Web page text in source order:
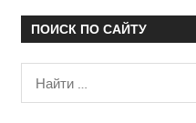
ПОИСК ПО САЙТУ